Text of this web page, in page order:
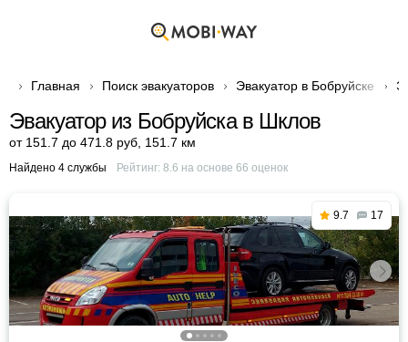
Главная Поиск эвакуаторов Эвакуатор в Бобруйске
Эвакуатор из Бобруйска в Шклов
от 151.7 до 471.8 руб 151.7 км
Найдено 4 службы Рейтинг: 8.6 на основе 66 оценок
9.7 17